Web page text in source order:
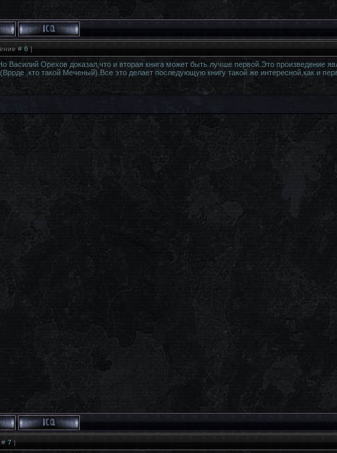
# 6 |
Василий Орехов доказал,что и вторая книга может быть лучше первой.Это произведение
,кто такой Меченый).Все это делает последующую книгу такой же интересной,как и
# 7 |